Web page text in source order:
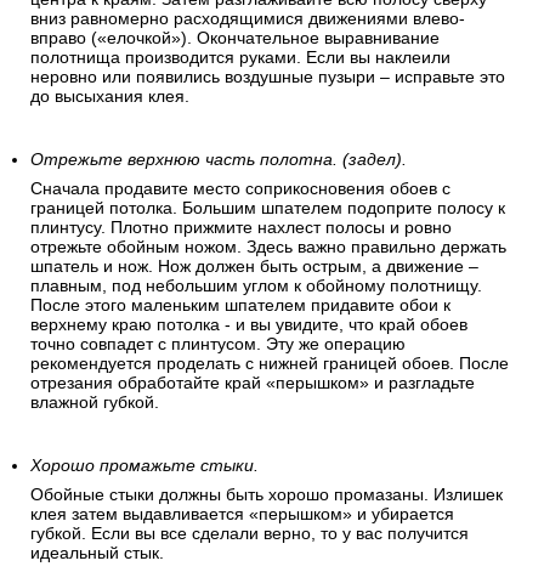
вниз равномерно расходящимися движениями влево-
вправо («елочкой»). Окончательное выравнивание
полотнища производится руками. Если вы наклеили
неровно или появились воздушные пузыри – исправьте это
до высыхания клея.
Отрежьте верхнюю часть полотна. (задел).
Сначала продавите место соприкосновения обоев с
границей потолка. Большим шпателем подоприте полосу к
плинтусу. Плотно прижмите нахлест полосы и ровно
отрежьте обойным ножом. Здесь важно правильно держать
шпатель и нож. Нож должен быть острым, а движение –
плавным, под небольшим углом к обойному полотнищу.
После этого маленьким шпателем придавите обои к
верхнему краю потолка - и вы увидите, что край обоев
точно совпадет с плинтусом. Эту же операцию
рекомендуется проделать с нижней границей обоев. После
отрезания обработайте край «перышком» и разгладьте
влажной губкой.
Хорошо промажьте стыки.
Обойные стыки должны быть хорошо промазаны. Излишек
клея затем выдавливается «перышком» и убирается
губкой. Если вы все сделали верно, то у вас получится
идеальный стык.